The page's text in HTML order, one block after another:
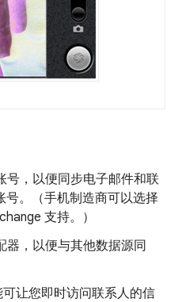
号，以便同步电子邮件和联
号。（手机制造商可以选择
支持。）
器，以便与其他数据源同
让您即时访问联系人的信